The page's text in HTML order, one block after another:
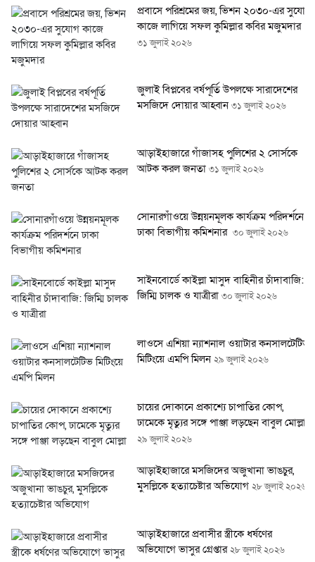
প্রবাসে পরিশ্রমের জয়, ভিশন ২০৩০-এর সুযোগ
কাজে লাগিয়ে সফল কুমিল্লার কবির মজুমদার
৩১ জুলাই ২০২৬
জুলাই বিপ্লবের বর্ষপূর্তি উপলক্ষে সারাদেশের
মসজিদে দোয়ার আহ্বান৩১ জুলাই ২০২৬
আড়াইহাজারে গাঁজাসহ পুলিশের ২ সোর্সকে
আটক করল জনতা৩১ জুলাই ২০২৬
সোনারগাঁওয়ে উন্নয়নমূলক কার্যক্রম পরিদর্শনে
ঢাকা বিভাগীয় কমিশনার৩০ জুলাই ২০২৬
সাইনবোর্ডে কাইল্লা মাসুদ বাহিনীর চাঁদাবাজি:
জিম্মি চালক ও যাত্রীরা৩০ জুলাই ২০২৬
লাওসে এশিয়া ন্যাশনাল ওয়াটার কনসালটেটিভ
মিটিংয়ে এমপি মিলন২৯ জুলাই ২০২৬
চায়ের দোকানে প্রকাশ্যে চাপাতির কোপ,
ঢামেকে মৃত্যুর সঙ্গে পাঞ্জা লড়ছেন বাবুল মোল্লা
২৯ জুলাই ২০২৬
আড়াইহাজারে মস‌জি‌দের অজুখানা ভাঙচুর,
মুসল্লিকে হত্যাচেষ্টার অভিযোগ২৮ জুলাই ২০২৬
আড়াইহাজারে প্রবাসীর স্ত্রীকে ধর্ষণের
অভিযোগে ভাসুর গ্রেপ্তার২৮ জুলাই ২০২৬